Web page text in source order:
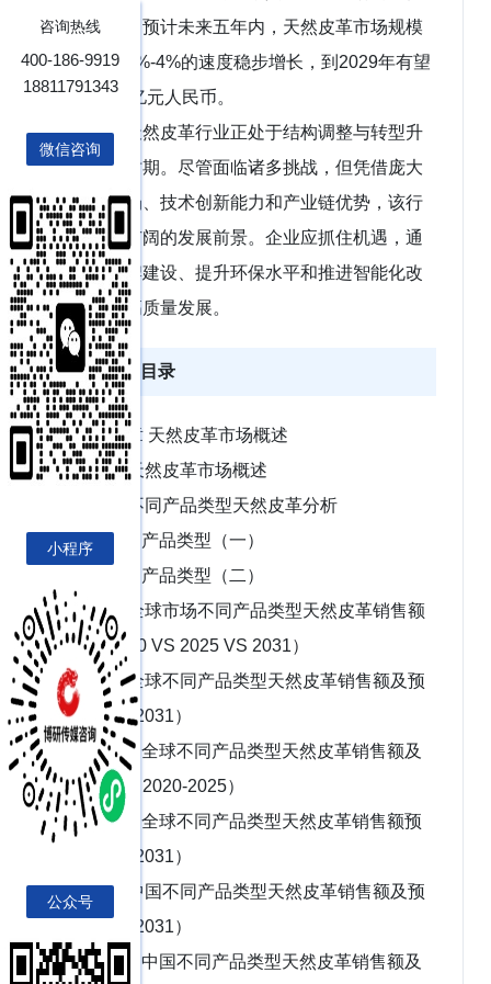
仍然稳固。预计未来五年内，天然皮革市场规模
将以年均3%-4%的速度稳步增长，到2029年有望
突破4500亿元人民币。
中国天然皮革行业正处于结构调整与转型升
级的关键时期。尽管面临诸多挑战，但凭借庞大
的内需市场、技术创新能力和产业链优势，该行
业仍具备广阔的发展前景。企业应抓住机遇，通
过强化品牌建设、提升环保水平和推进智能化改
造，实现高质量发展。
正文目录
第1章 天然皮革市场概述
1.1 天然皮革市场概述
1.2 不同产品类型天然皮革分析
1.2.1 产品类型（一）
1.2.2 产品类型（二）
1.3 全球市场不同产品类型天然皮革销售额
对比（2020 VS 2025 VS 2031）
1.4 全球不同产品类型天然皮革销售额及预
测（2020-2031）
1.4.1 全球不同产品类型天然皮革销售额及
市场份额（2020-2025）
1.4.2 全球不同产品类型天然皮革销售额预
测（2026-2031）
1.5 中国不同产品类型天然皮革销售额及预
测（2020-2031）
1.5.1 中国不同产品类型天然皮革销售额及
咨询热线
400-186-9919
18811791343
微信咨询
小程序
公众号